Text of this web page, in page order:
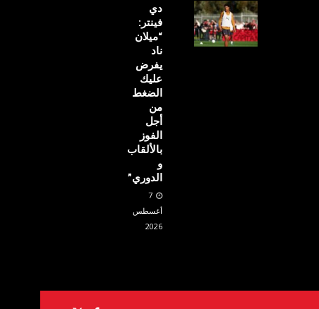
دي
فينتر:
“ميلان
ناد
يفرض
عليك
الضغط
من
أجل
الفوز
بالألقاب
و
الدوري”
7
أغسطس
2026